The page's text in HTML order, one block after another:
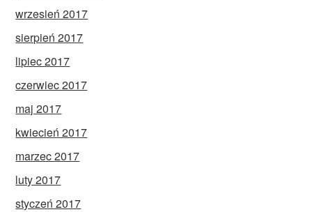
wrzesień 2017
sierpień 2017
lipiec 2017
czerwiec 2017
maj 2017
kwiecień 2017
marzec 2017
luty 2017
styczeń 2017